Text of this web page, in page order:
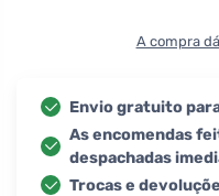
A compra
Envio gratuito
As encomendas
despachadas
Trocas e